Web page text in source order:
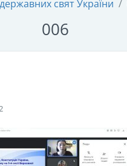
свят України /
006